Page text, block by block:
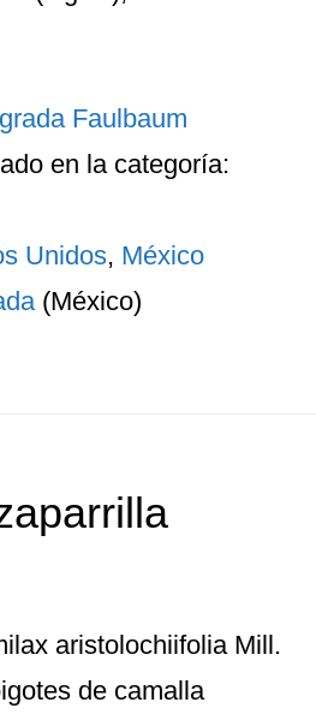
Faulbaum
en la categoría:
Unidos, México
(México)
aristolochiifolia Mill.
de camalla